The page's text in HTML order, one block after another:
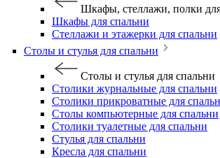
Шкафы, стеллажи, полки
Шкафы для спальни
Стеллажи и этажерки для спальни
Столы и стулья для спальни
Столы и стулья для спальни
Столики журнальные для спальни
Столики прикроватные для
Столы компьютерные для спальни
Столики туалетные для спальни
Стулья для спальни
Кресла для спальни